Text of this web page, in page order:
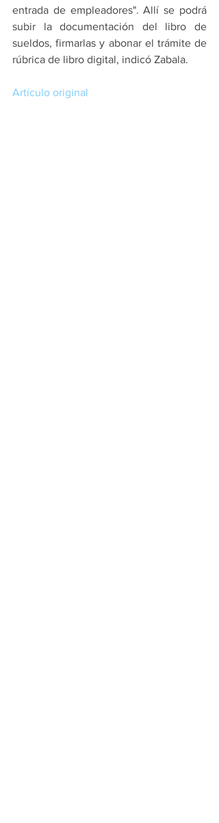
entrada de empleadores". Allí se podrá
subir la documentación del libro de
sueldos, firmarlas y abonar el trámite de
rúbrica de libro digital, indicó Zabala.
Artículo original